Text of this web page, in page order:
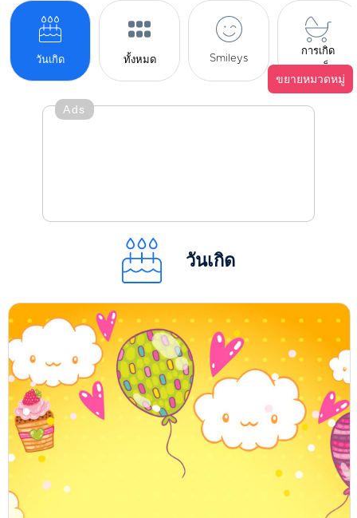
วันเกิด ทั้งหมด Smileys
การเกิด
ของเด็ก
ขยายหมวดหมู่
Ads
วันเกิด